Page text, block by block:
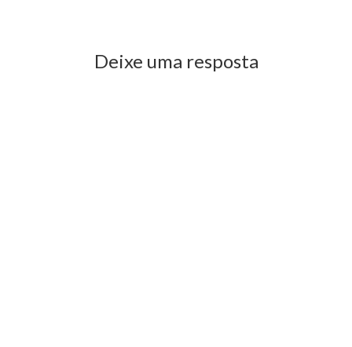
Deixe uma resposta